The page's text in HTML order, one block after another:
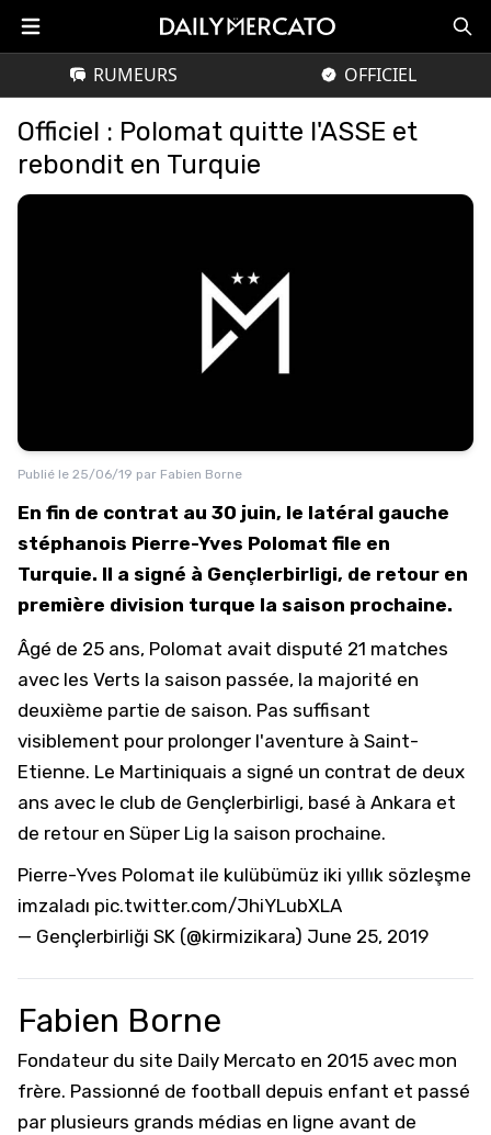
RUMEURS OFFICIEL
Officiel : Polomat quitte l'ASSE et
rebondit en Turquie
Publié le 25/06/19 par Fabien Borne
En fin de contrat au 30 juin, le latéral gauche
stéphanois Pierre-Yves Polomat file en
Turquie. Il a signé à Gençlerbirligi, de retour en
première division turque la saison prochaine.
Âgé de 25 ans, Polomat avait disputé 21 matches
avec les Verts la saison passée, la majorité en
deuxième partie de saison. Pas suffisant
visiblement pour prolonger l'aventure à Saint-
Etienne. Le Martiniquais a signé un contrat de deux
ans avec le club de Gençlerbirligi, basé à Ankara et
de retour en Süper Lig la saison prochaine.
Pierre-Yves Polomat ile kulübümüz iki yıllık sözleşme
imzaladı pic.twitter.com/JhiYLubXLA
— Gençlerbirliği SK (@kirmizikara) June 25, 2019
Fabien Borne
Fondateur du site Daily Mercato en 2015 avec mon
frère. Passionné de football depuis enfant et passé
par plusieurs grands médias en ligne avant de